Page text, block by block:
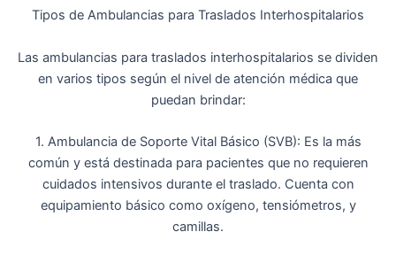
Tipos de Ambulancias para Traslados Interhospitalarios
Las ambulancias para traslados interhospitalarios se dividen
en varios tipos según el nivel de atención médica que
puedan brindar:
1. Ambulancia de Soporte Vital Básico (SVB): Es la más
común y está destinada para pacientes que no requieren
cuidados intensivos durante el traslado. Cuenta con
equipamiento básico como oxígeno, tensiómetros, y
camillas.